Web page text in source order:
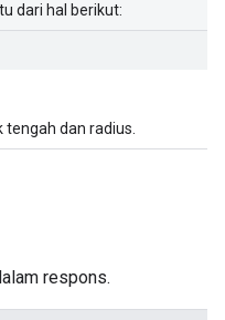
dari hal berikut:
dan radius.
respons.